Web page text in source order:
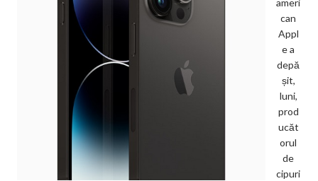
ameri
can
Appl
e a
depă
șit,
luni,
prod
ucăt
orul
de
cipuri